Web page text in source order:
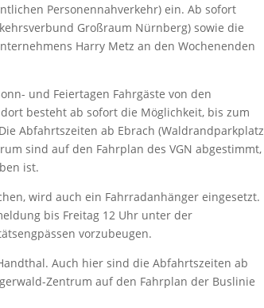
Personennahverkehr) ein. Ab sofort
Großraum Nürnberg) sowie die
Harry Metz an den Wochenenden
und Feiertagen Fahrgäste von den
besteht ab sofort die Möglichkeit, bis zum
Abfahrtszeiten ab Ebrach (Waldrandparkplatz
sind auf den Fahrplan des VGN abgestimmt,
ist.
wird auch ein Fahrradanhänger eingesetzt.
bis Freitag 12 Uhr unter der
vorzubeugen.
Auch hier sind die Abfahrtszeiten ab
Zentrum auf den Fahrplan der Buslinie